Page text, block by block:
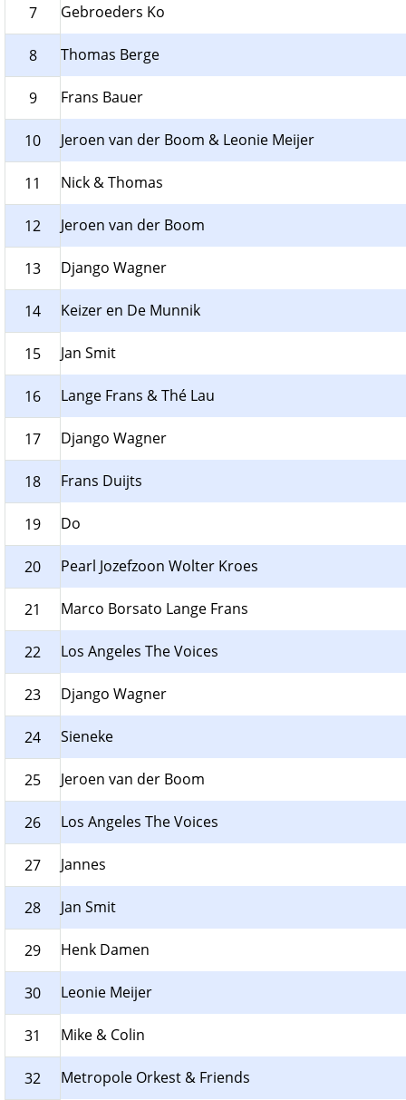
7 Gebroeders Ko
8 Thomas Berge
9 Frans Bauer
10 Jeroen van der Boom & Leonie Meijer
11 Nick & Thomas
12 Jeroen van der Boom
13 Django Wagner
14 Keizer en De Munnik
15 Jan Smit
16 Lange Frans & Thé Lau
17 Django Wagner
18 Frans Duijts
19 Do
20 Pearl Jozefzoon Wolter Kroes
21 Marco Borsato Lange Frans
22 Los Angeles The Voices
23 Django Wagner
24 Sieneke
25 Jeroen van der Boom
26 Los Angeles The Voices
27 Jannes
28 Jan Smit
29 Henk Damen
30 Leonie Meijer
31 Mike & Colin
32 Metropole Orkest & Friends